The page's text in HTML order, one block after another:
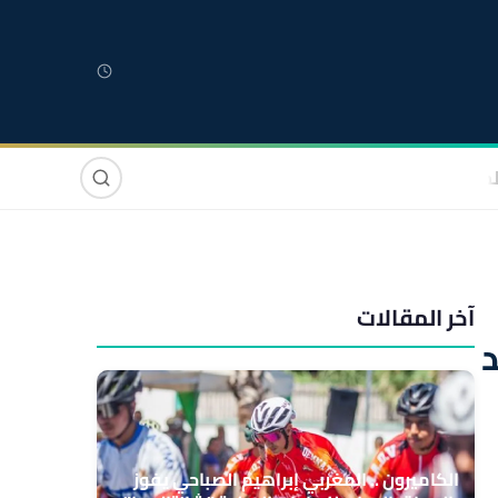
صوت وصورة
آخر المقالات
الكاميرون .. المغربي إبراهيم الصباحي يفوز